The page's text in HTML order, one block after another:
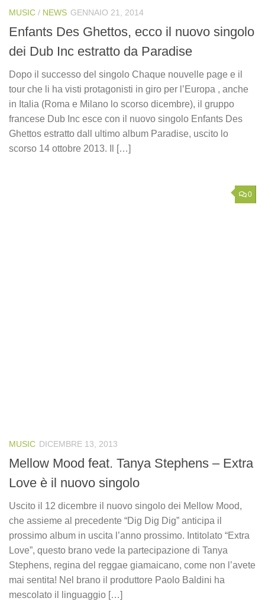
MUSIC / NEWS GENNAIO 21, 2014
Enfants Des Ghettos, ecco il nuovo singolo
dei Dub Inc estratto da Paradise
Dopo il successo del singolo Chaque nouvelle page e il
tour che li ha visti protagonisti in giro per l’Europa , anche
in Italia (Roma e Milano lo scorso dicembre), il gruppo
francese Dub Inc esce con il nuovo singolo Enfants Des
Ghettos estratto dall ultimo album Paradise, uscito lo
scorso 14 ottobre 2013. Il […]
0
MUSIC DICEMBRE 13, 2013
Mellow Mood feat. Tanya Stephens – Extra
Love è il nuovo singolo
Uscito il 12 dicembre il nuovo singolo dei Mellow Mood,
che assieme al precedente “Dig Dig Dig” anticipa il
prossimo album in uscita l’anno prossimo. Intitolato “Extra
Love”, questo brano vede la partecipazione di Tanya
Stephens, regina del reggae giamaicano, come non l’avete
mai sentita! Nel brano il produttore Paolo Baldini ha
mescolato il linguaggio […]